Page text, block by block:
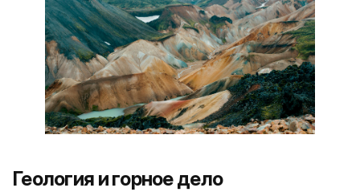
Геология и горное дело